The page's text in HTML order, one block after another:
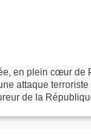
en plein cœur de
attaque
de la